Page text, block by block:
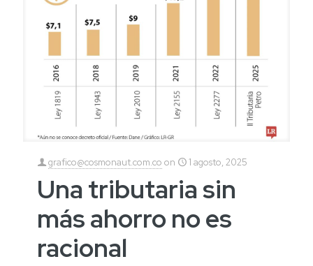
grafico@cosmonaut.com.co on 1 agosto, 2025
Una tributaria sin
más ahorro no es
racional